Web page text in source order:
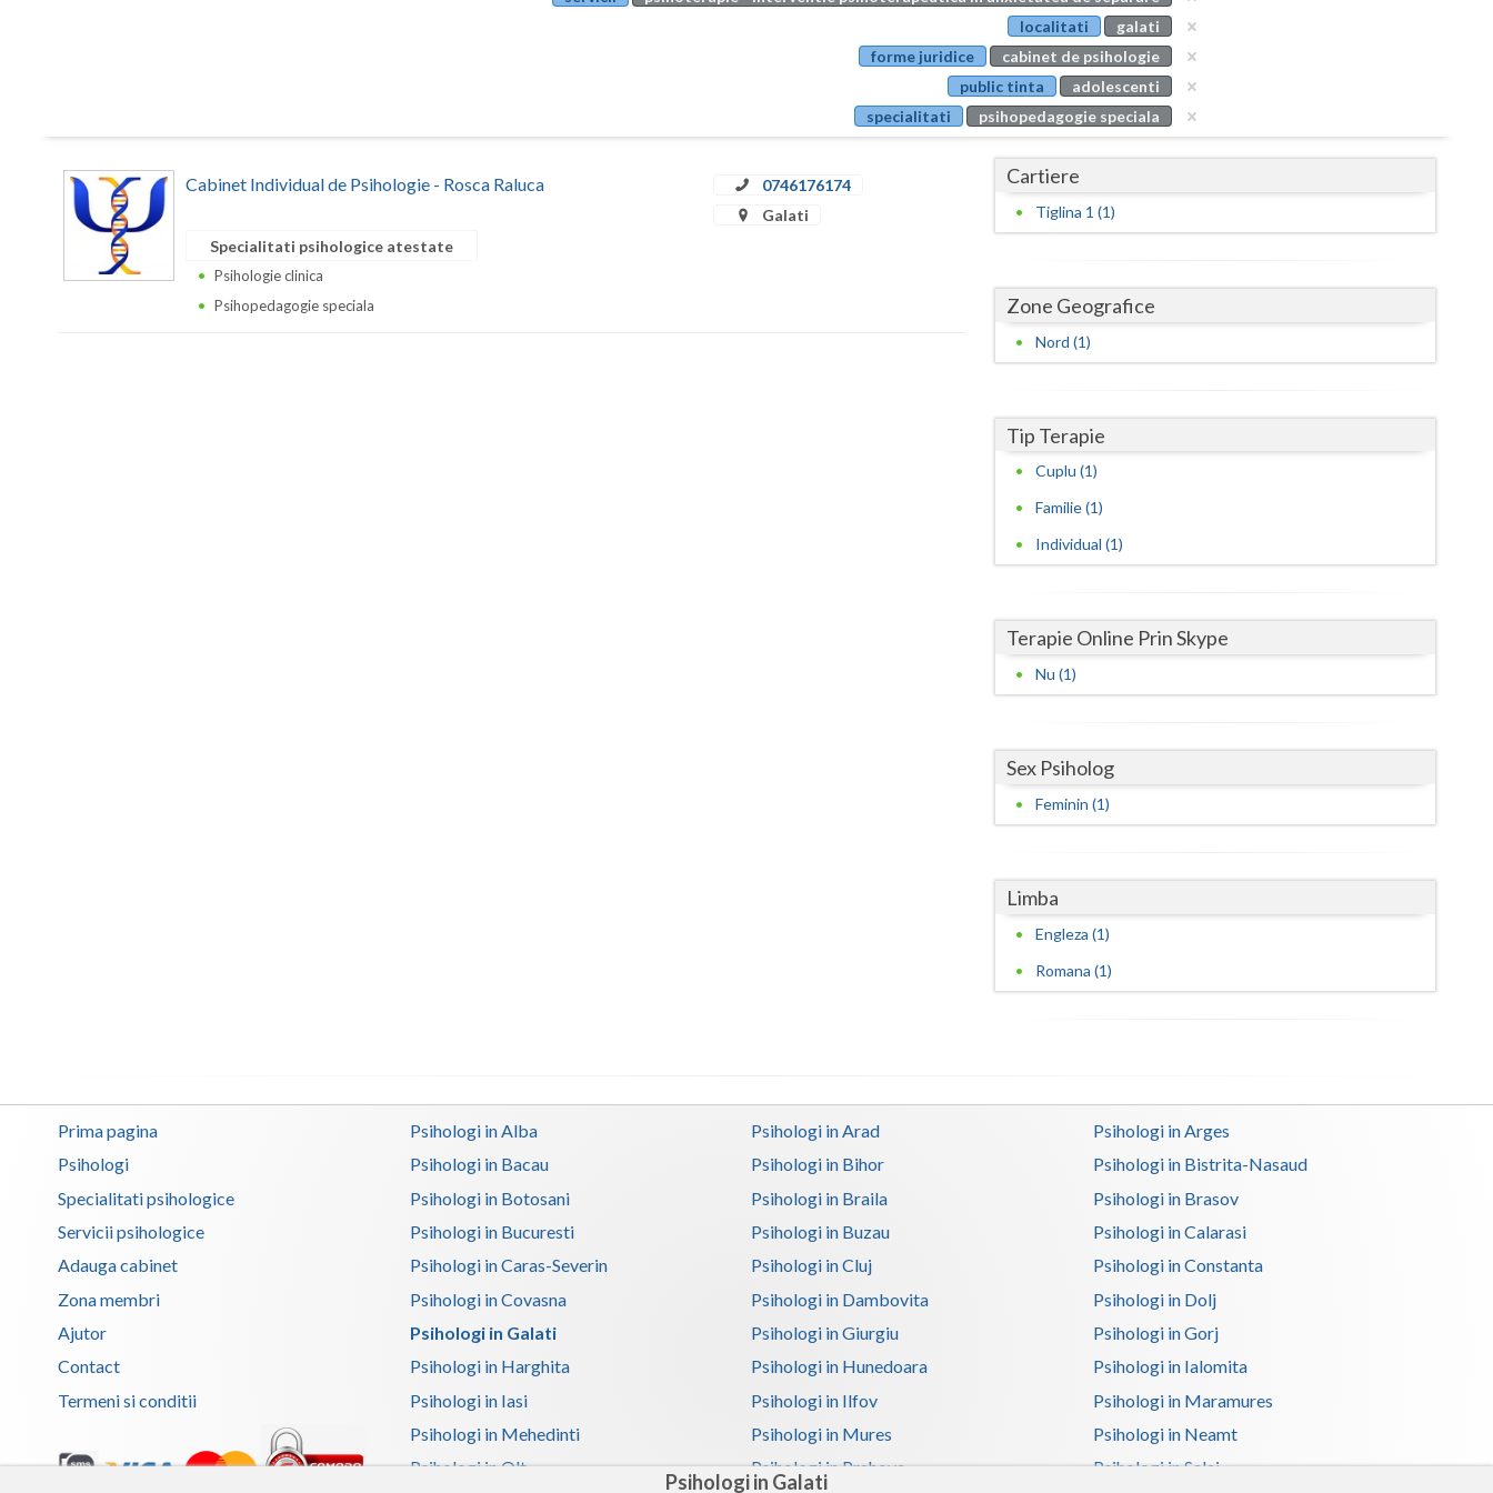
Psihologi in Galati
Buzau
Calarasi
Caras-Severin
Covasna
Dolj
Galati
Giurgiu
Gorj
Iasi
Salaj
Suceava
Teleorman
Timis
Tulcea
Valcea
Vaslui
Vrancea
localitati
galati
forme juridice
cabinet de psihologie
public tinta
adolescenti
specialitati
psihopedagogie speciala
Cabinet Individual de Psihologie - Rosca Raluca
0746176174
Galati
Specialitati psihologice atestate
Psihologie clinica
Psihopedagogie speciala
Cartiere
Tiglina 1 (1)
Zone Geografice
Nord (1)
Tip Terapie
Cuplu (1)
Familie (1)
Individual (1)
Terapie Online Prin Skype
Nu (1)
Sex Psiholog
Feminin (1)
Limba
Engleza (1)
Romana (1)
Prima pagina
Psihologi
Specialitati psihologice
Servicii psihologice
Adauga cabinet
Zona membri
Ajutor
Contact
Termeni si conditii
Psihologi in Alba Psihologi in Arad
Psihologi in Arges
Psihologi in Bacau
Psihologi in Bihor
Psihologi in Bistrita-Nasaud
Psihologi in Botosani
Psihologi in Braila
Psihologi in Brasov
Psihologi in Bucuresti
Psihologi in Buzau
Psihologi in Calarasi
Psihologi in Caras-Severin
Psihologi in Cluj
Psihologi in Constanta
Psihologi in Covasna
Psihologi in Dambovita
Psihologi in Dolj
Psihologi in Galati
Psihologi in Giurgiu
Psihologi in Gorj
Psihologi in Harghita
Psihologi in Hunedoara
Psihologi in Ialomita
Psihologi in Iasi
Psihologi in Ilfov
Psihologi in Maramures
Psihologi in Mehedinti
Psihologi in Mures
Psihologi in Neamt
Psihologi in Olt
Psihologi in Prahova
Psihologi in Salaj